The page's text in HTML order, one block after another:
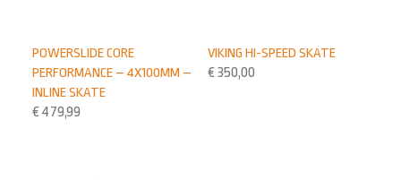
VIKING HI-SPEED SKATE
€ 350,00
POWERSLIDE CORE
PERFORMANCE – 4X100MM –
INLINE SKATE
€ 479,99